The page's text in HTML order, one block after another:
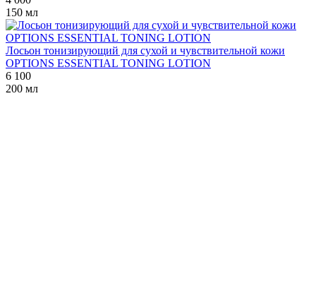
150 мл
Лосьон тонизирующий для сухой и чувствительной кожи
OPTIONS ESSENTIAL TONING LOTION
6 100
200 мл